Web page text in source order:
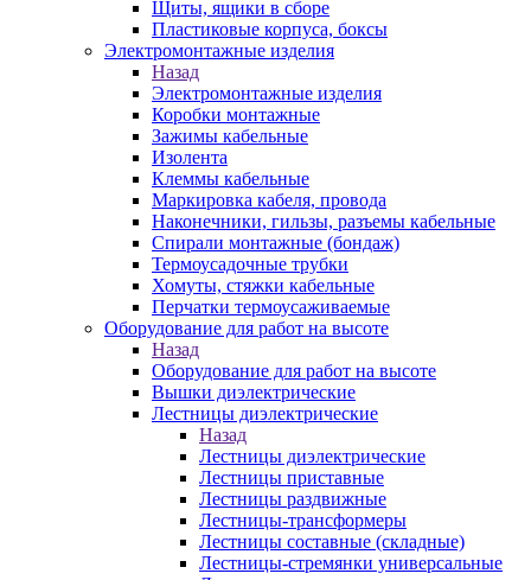
Щиты, ящики в сборе
Пластиковые корпуса, боксы
Электромонтажные изделия
Назад
Электромонтажные изделия
Коробки монтажные
Зажимы кабельные
Изолента
Клеммы кабельные
Маркировка кабеля, провода
Наконечники, гильзы, разъемы кабельные
Спирали монтажные (бондаж)
Термоусадочные трубки
Хомуты, стяжки кабельные
Перчатки термоусаживаемые
Оборудование для работ на высоте
Назад
Оборудование для работ на высоте
Вышки диэлектрические
Лестницы диэлектрические
Назад
Лестницы диэлектрические
Лестницы приставные
Лестницы раздвижные
Лестницы-трансформеры
Лестницы составные (складные)
Лестницы-стремянки универсальные